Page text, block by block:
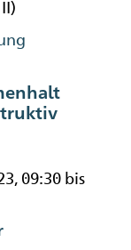
09:30 bis